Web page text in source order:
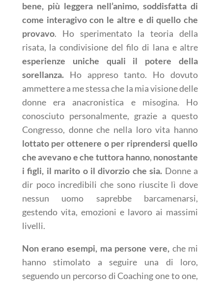
bene, più leggera nell’animo, soddisfatta di
come interagivo con le altre e di quello che
provavo. Ho sperimentato la teoria della
risata, la condivisione del filo di lana e altre
esperienze uniche quali il potere della
sorellanza.Ho appreso tanto. Ho dovuto
ammettere a me stessa che la mia visione delle
donne era anacronistica e misogina. Ho
conosciuto personalmente, grazie a questo
Congresso, donne che nella loro vita hanno
lottato per ottenere o per riprendersi quello
che avevano e che tuttora hanno, nonostante
i figli, il marito o il divorzio che sia. Donne a
dir poco incredibili che sono riuscite lì dove
nessun uomo saprebbe barcamenarsi,
gestendo vita, emozioni e lavoro ai massimi
livelli.
Non erano esempi, ma persone vere,che mi
hanno stimolato a seguire una di loro,
seguendo un percorso di Coaching one to one,